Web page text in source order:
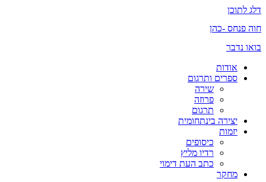
דלג לתוכן
חוה פנחס -כהן
בואו נדבר
אודות
ספרים ותרגום
שירה
פרוזה
תרגום
יצירה בינתחומית
יזמות
כיסופים
רדיו מליץ
כתב העת דימוי
מחקר